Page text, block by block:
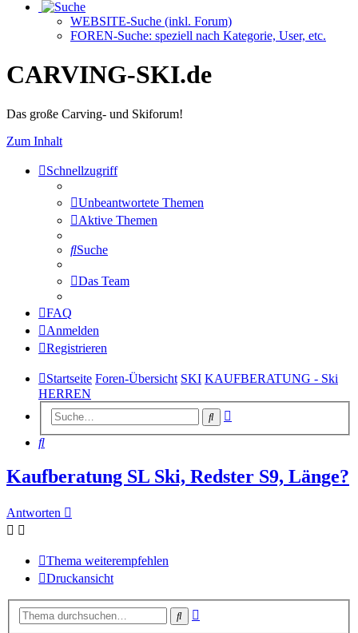
WEBSITE-Suche (inkl. Forum)
FOREN-Suche: speziell nach Kategorie, User, etc.
CARVING-SKI.de
Das große Carving- und Skiforum!
Zum Inhalt
Schnellzugriff
Unbeantwortete Themen
Aktive Themen
Suche
Das Team
FAQ
Anmelden
Registrieren
Startseite Foren-Übersicht SKI KAUFBERATUNG - Ski
HERREN
Suche
Suche
Kaufberatung SL Ski, Redster S9, Länge?
Antworten
Thema weiterempfehlen
Druckansicht
Suche